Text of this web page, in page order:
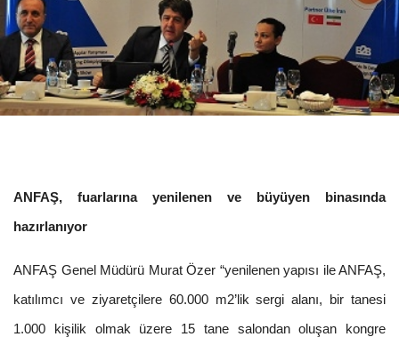
ANFAŞ, fuarlarına yenilenen ve büyüyen binasında
hazırlanıyor
ANFAŞ Genel Müdürü Murat Özer “yenilenen yapısı ile ANFAŞ,
katılımcı ve ziyaretçilere 60.000 m2’lik sergi alanı, bir tanesi
1.000 kişilik olmak üzere 15 tane salondan oluşan kongre